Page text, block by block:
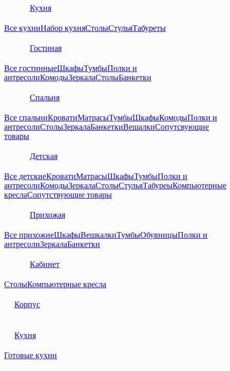
Кухня
Все кухниНабор кухняСтолыСтульяТабуреты
Гостиная
Все гостинныеШкафыТумбыПолки и
антресолиКомодыЗеркалаСтолыБанкетки
Спальня
Все спальниКроватиМатрасыТумбыШкафыКомодыПолки и
антресолиСтолыЗеркалаБанкеткиВешалкиСопутсвующие
товары
Детская
Все детскиеКроватиМатрасыШкафыТумбыПолки и
антресолиКомодыЗеркалаСтолыСтульяТабуреыКомпьютерные
креслаСопутствующие товары
Прихожая
Все прихожиеШкафыВешкалкиТумбыОбувницыПолки и
антресолиЗеркалаБанкетки
Кабинет
СтолыКомпьютерные кресла
Корпус
Кухня
Готовые кухни